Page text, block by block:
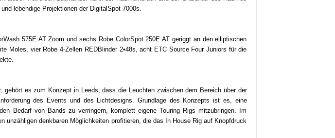
lebendige Projektionen der DigitalSpot 7000s.
575E AT Zoom und sechs Robe ColorSpot 250E AT geriggt an den elliptischen
Moles, vier Robe 4-Zellen REDBlinder 2•48s, acht ETC Source Four Juniors für die
es zum Konzept in Leeds, dass die Leuchten zwischen dem Bereich über der
des Events und des Lichtdesigns. Grundlage des Konzepts ist es, eine
Bedarf von Bands zu verringern, komplett eigene Touring Rigs mitzubringen. Im
unzähligen denkbaren Möglichkeiten profitieren, die das In House Rig auf Knopfdruck